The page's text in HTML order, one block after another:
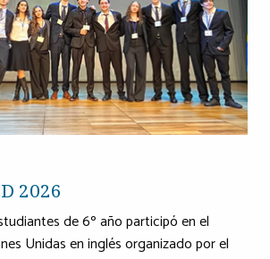
2026
de 6º año participó en el
Unidas en inglés organizado por el